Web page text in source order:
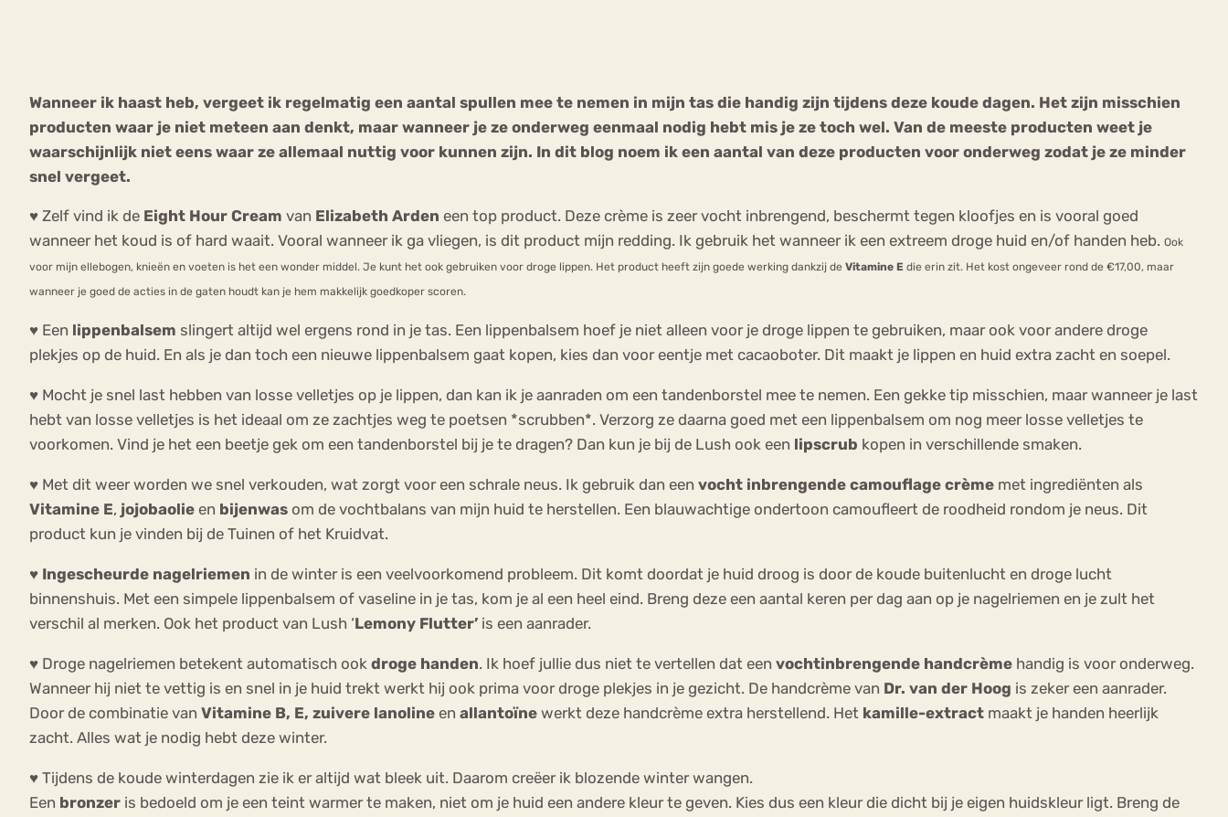
Wanneer ik haast heb, vergeet ik regelmatig een aantal spullen mee te nemen in mijn tas die handig zijn tijdens deze koude dagen. Het zijn misschien
producten waar je niet meteen aan denkt, maar wanneer je ze onderweg eenmaal nodig hebt mis je ze toch wel. Van de meeste producten weet je
waarschijnlijk niet eens waar ze allemaal nuttig voor kunnen zijn. In dit blog noem ik een aantal van deze producten voor onderweg zodat je ze minder
snel vergeet.
♥ Zelf vind ik de Eight Hour Cream van Elizabeth Arden een top product. Deze crème is zeer vocht inbrengend, beschermt tegen kloofjes en is vooral goed
wanneer het koud is of hard waait. Vooral wanneer ik ga vliegen, is dit product mijn redding. Ik gebruik het wanneer ik een extreem droge huid en/of handen heb. Ook
voor mijn ellebogen, knieën en voeten is het een wonder middel. Je kunt het ook gebruiken voor droge lippen. Het product heeft zijn goede werking dankzij de Vitamine E die erin zit. Het kost ongeveer rond de €17,00, maar
wanneer je goed de acties in de gaten houdt kan je hem makkelijk goedkoper scoren.
♥ Een lippenbalsem slingert altijd wel ergens rond in je tas. Een lippenbalsem hoef je niet alleen voor je droge lippen te gebruiken, maar ook voor andere droge
plekjes op de huid. En als je dan toch een nieuwe lippenbalsem gaat kopen, kies dan voor eentje met cacaoboter. Dit maakt je lippen en huid extra zacht en soepel.
♥ Mocht je snel last hebben van losse velletjes op je lippen, dan kan ik je aanraden om een tandenborstel mee te nemen. Een gekke tip misschien, maar wanneer je last
hebt van losse velletjes is het ideaal om ze zachtjes weg te poetsen *scrubben*. Verzorg ze daarna goed met een lippenbalsem om nog meer losse velletjes te
voorkomen. Vind je het een beetje gek om een tandenborstel bij je te dragen? Dan kun je bij de Lush ook een lipscrub kopen in verschillende smaken.
♥ Met dit weer worden we snel verkouden, wat zorgt voor een schrale neus. Ik gebruik dan een vocht inbrengende camouflage crème met ingrediënten als
Vitamine E, jojobaolie en bijenwas om de vochtbalans van mijn huid te herstellen. Een blauwachtige ondertoon camoufleert de roodheid rondom je neus. Dit
product kun je vinden bij de Tuinen of het Kruidvat.
♥ Ingescheurde nagelriemen in de winter is een veelvoorkomend probleem. Dit komt doordat je huid droog is door de koude buitenlucht en droge lucht
binnenshuis. Met een simpele lippenbalsem of vaseline in je tas, kom je al een heel eind. Breng deze een aantal keren per dag aan op je nagelriemen en je zult het
verschil al merken. Ook het product van Lush ‘Lemony Flutter’ is een aanrader.
♥ Droge nagelriemen betekent automatisch ook droge handen. Ik hoef jullie dus niet te vertellen dat een vochtinbrengende handcrème handig is voor onderweg.
Wanneer hij niet te vettig is en snel in je huid trekt werkt hij ook prima voor droge plekjes in je gezicht. De handcrème van Dr. van der Hoog is zeker een aanrader.
Door de combinatie van Vitamine B, E, zuivere lanoline en allantoïne werkt deze handcrème extra herstellend. Het kamille-extract maakt je handen heerlijk
zacht. Alles wat je nodig hebt deze winter.
♥ Tijdens de koude winterdagen zie ik er altijd wat bleek uit. Daarom creëer ik blozende winter wangen.
Een bronzer is bedoeld om je een teint warmer te maken, niet om je huid een andere kleur te geven. Kies dus een kleur die dicht bij je eigen huidskleur ligt. Breng de
Boulimia Nervosa Eetstoornis Anorexia Nervosa Eetbuien Piekeren Sport
Trauma
Orthorexia